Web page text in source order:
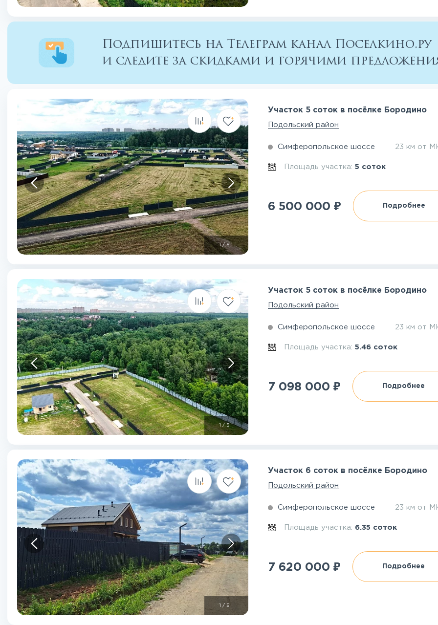
Подпишитесь на Телеграм канал Поселкино.ру
и следите за скидками и горячими
1/5
Участок 5 соток в посёлке Бородино
Подольский район
Симферопольское шоссе 23 км от
Площадь участка:5 соток
6 500 000 ₽ Подробнее
1 /5
Участок 5 соток в посёлке Бородино
Подольский район
Симферопольское шоссе 23 км от
Площадь участка:5.46 соток
7 098 000 ₽ Подробнее
/5
Участок 6 соток в посёлке Бородино
Подольский район
Симферопольское шоссе 23 км от
Площадь участка: 6.35 соток
7 620 000 ₽ Подробнее